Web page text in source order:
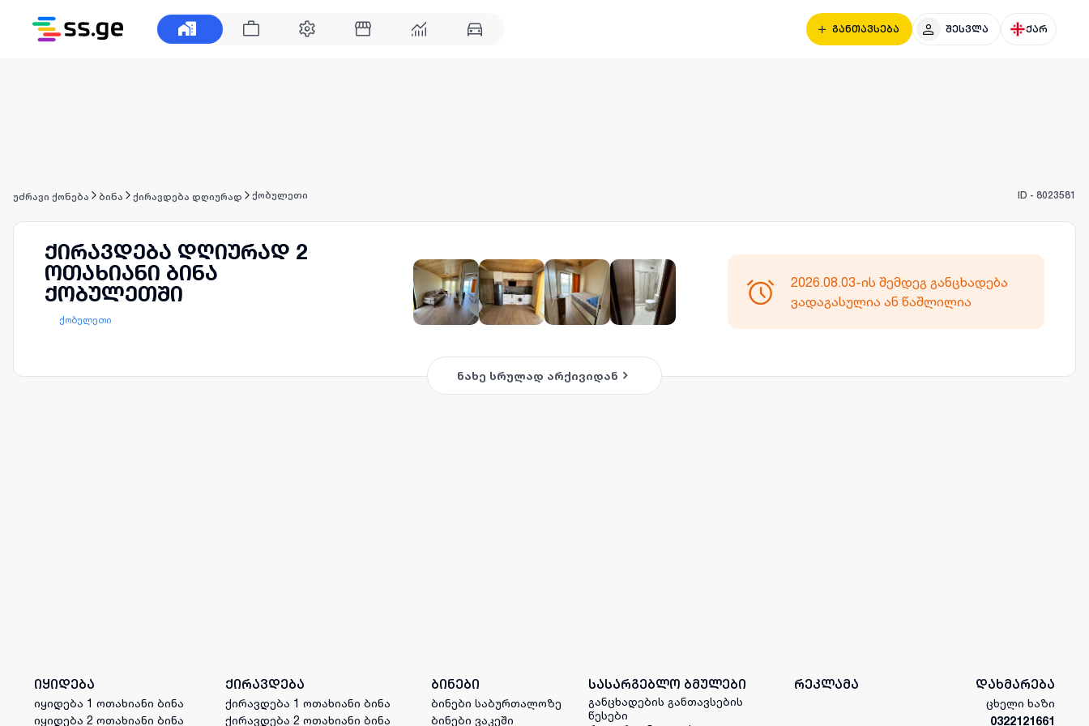
განთავსება შესვლა ქარ
უძრავი ქონება ბინა ქირავდება დღიურად ქობულეთი ID - 8023581
ქირავდება დღიურად 2
ოთახიანი ბინა
ქობულეთში
ქობულეთი
2026.08.03-ის შემდეგ განცხადება
ვადაგასულია ან წაშლილია
ნახე სრულად არქივიდან
იყიდება
იყიდება 1 ოთახიანი ბინა
იყიდება 2 ოთახიანი ბინა
ქირავდება
ქირავდება 1 ოთახიანი ბინა
ქირავდება 2 ოთახიანი ბინა
ბინები
ბინები საბურთალოზე
ბინები ვაკეში
სასარგებლო ბმულები
განცხადების განთავსების
წესები
რეკლამა დახმარება
ცხელი ხაზი
0322121661